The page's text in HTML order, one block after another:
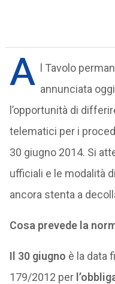
A
l Tavolo
annunciata
l’opportunità di
telematici per i
30 giugno 2014. Si
ufficiali e le modalità
ancora stenta a
Cosa prevede la
Il 30 giugno è la data
179/2012 per